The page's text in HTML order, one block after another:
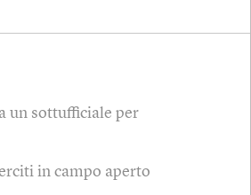
un sottufficiale per
in campo aperto